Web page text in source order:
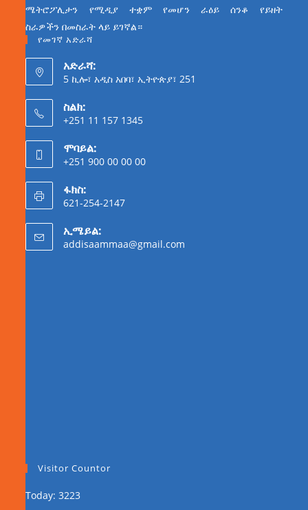
ሜትሮፖሊታን የሚዲያ ተቋም የመሆን ራዕይ ሰንቆ የይዘት
ስራዎችን በመስራት ላይ ይገኛል።
የመገኛ አድራሻ
አድራሻ:
5 ኪሎ፣ አዲስ አበባ፣ ኢትዮጵያ፣ 251
ስልክ:
+251 11 157 1345
ሞባይል:
+251 900 00 00 00
ፋክስ:
621-254-2147
ኢሜይል:
addisaammaa@gmail.com
Visitor Countor
Today: 3223